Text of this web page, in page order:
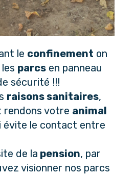
le confinement on
parcs en panneau
sécurité !!!
raisons sanitaires,
rendons votre animal
évite le contact entre
de la pension, par
visionner nos parcs